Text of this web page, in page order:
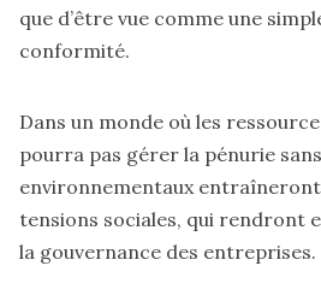
que d’être vue comme une
conformité.
Dans un monde où les
pourra pas gérer la pénurie
environnementaux
tensions sociales, qui rendront
la gouvernance des entreprises.